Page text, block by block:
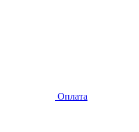
Оплата